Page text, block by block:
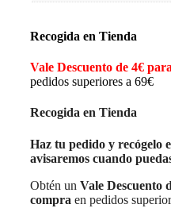
Recogida en Tienda
Vale Descuento de 4€
pedidos superiores a 69€
Recogida en Tienda
Haz tu pedido y recógelo
avisaremos cuando
Obtén un Vale Descuento
compra en pedidos